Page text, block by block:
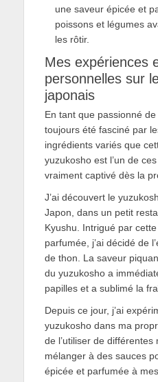
une saveur épicée et
poissons et légumes
les rôtir.
Mes expériences
personnelles sur
japonais
En tant que passionné
toujours été fasciné par
ingrédients variés que
yuzukosho est l’un de
vraiment captivé dès la
J’ai découvert le
Japon, dans un petit
Kyushu. Intrigué par
parfumée, j’ai décidé de
de thon. La saveur
du yuzukosho a
papilles et a sublimé la
Depuis ce jour, j’ai
yuzukosho dans ma
de l’utiliser de différentes
mélanger à des sauces
épicée et parfumée à